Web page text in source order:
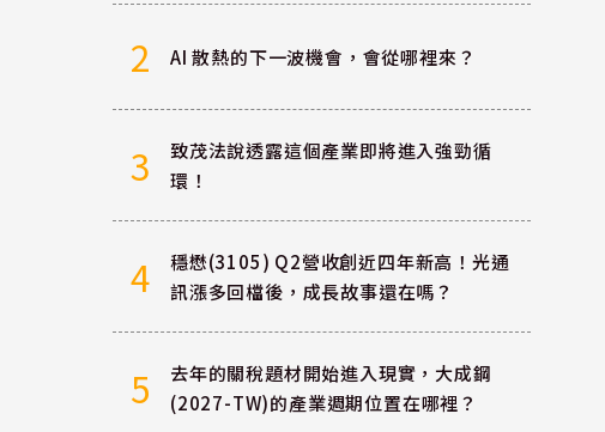
2 AI 散熱的下一波機會，會從哪裡來？
3
致茂法說透露這個產業即將進入強勁循
環！
4
穩懋(3105) Q2營收創近四年新高！光通
訊漲多回檔後，成長故事還在嗎？
5
去年的關稅題材開始進入現實，大成鋼
(2027-TW)的產業週期位置在哪裡？